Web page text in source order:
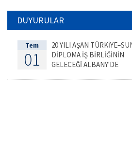
DUYURULAR
Tem
01
20 YILI AŞAN
DİPLOMA İŞ BİRLİĞİNİN
GELECEĞİ ALBANY'DE